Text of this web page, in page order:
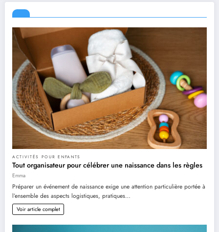
ACTIVITÉS POUR ENFANTS
Tout organisateur pour célébrer une naissance dans les règles
Emma
Préparer un événement de naissance exige une attention particulière portée à
l’ensemble des aspects logistiques, pratiques…
Voir article complet